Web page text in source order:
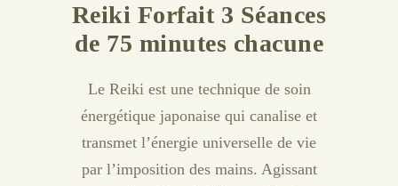
Reiki Forfait 3 Séances
de 75 minutes chacune
Le Reiki est une technique de soin
énergétique japonaise qui canalise et
transmet l’énergie universelle de vie
par l’imposition des mains. Agissant